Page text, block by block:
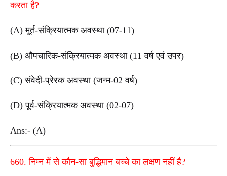
करता है?
(A) मूर्त-संक्रियात्मक अवस्था (07-11)
(B) औपचारिक-संक्रियात्मक अवस्था (11 वर्ष एवं उपर)
(C) संवेदी-प्रेरक अवस्था (जन्म-02 वर्ष)
(D) पूर्व-संक्रियात्मक अवस्था (02-07)
Ans:- (A)
660. निम्न में से कौन-सा बुद्धिमान बच्चे का लक्षण नहीं है?